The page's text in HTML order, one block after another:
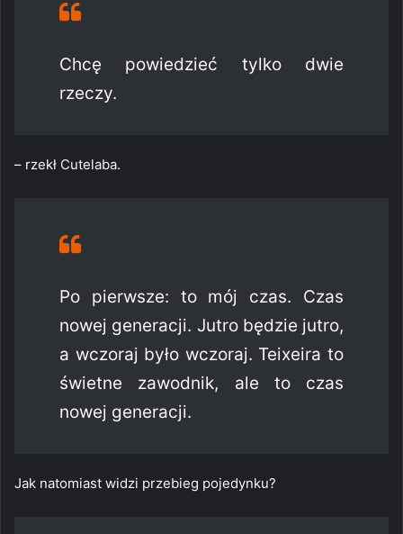
Chcę powiedzieć tylko dwie
rzeczy.
– rzekł Cutelaba.
Po pierwsze: to mój czas. Czas
nowej generacji. Jutro będzie jutro,
a wczoraj było wczoraj. Teixeira to
świetne zawodnik, ale to czas
nowej generacji.
Jak natomiast widzi przebieg pojedynku?